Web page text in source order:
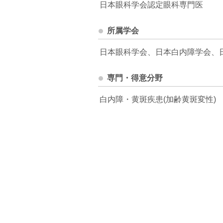
日本眼科学会認定眼科専門医
所属学会
日本眼科学会、日本白内障学会、
専門・得意分野
白内障・黄斑疾患(加齢黄斑変性)